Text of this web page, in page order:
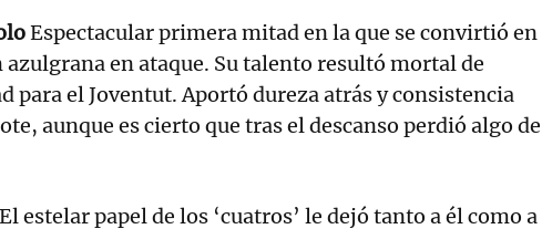
Espectacular primera mitad en la que se convirtió en
azulgrana en ataque. Su talento resultó mortal de
para el Joventut. Aportó dureza atrás y consistencia
aunque es cierto que tras el descanso perdió algo de
El estelar papel de los ‘cuatros’ le dejó tanto a él como a